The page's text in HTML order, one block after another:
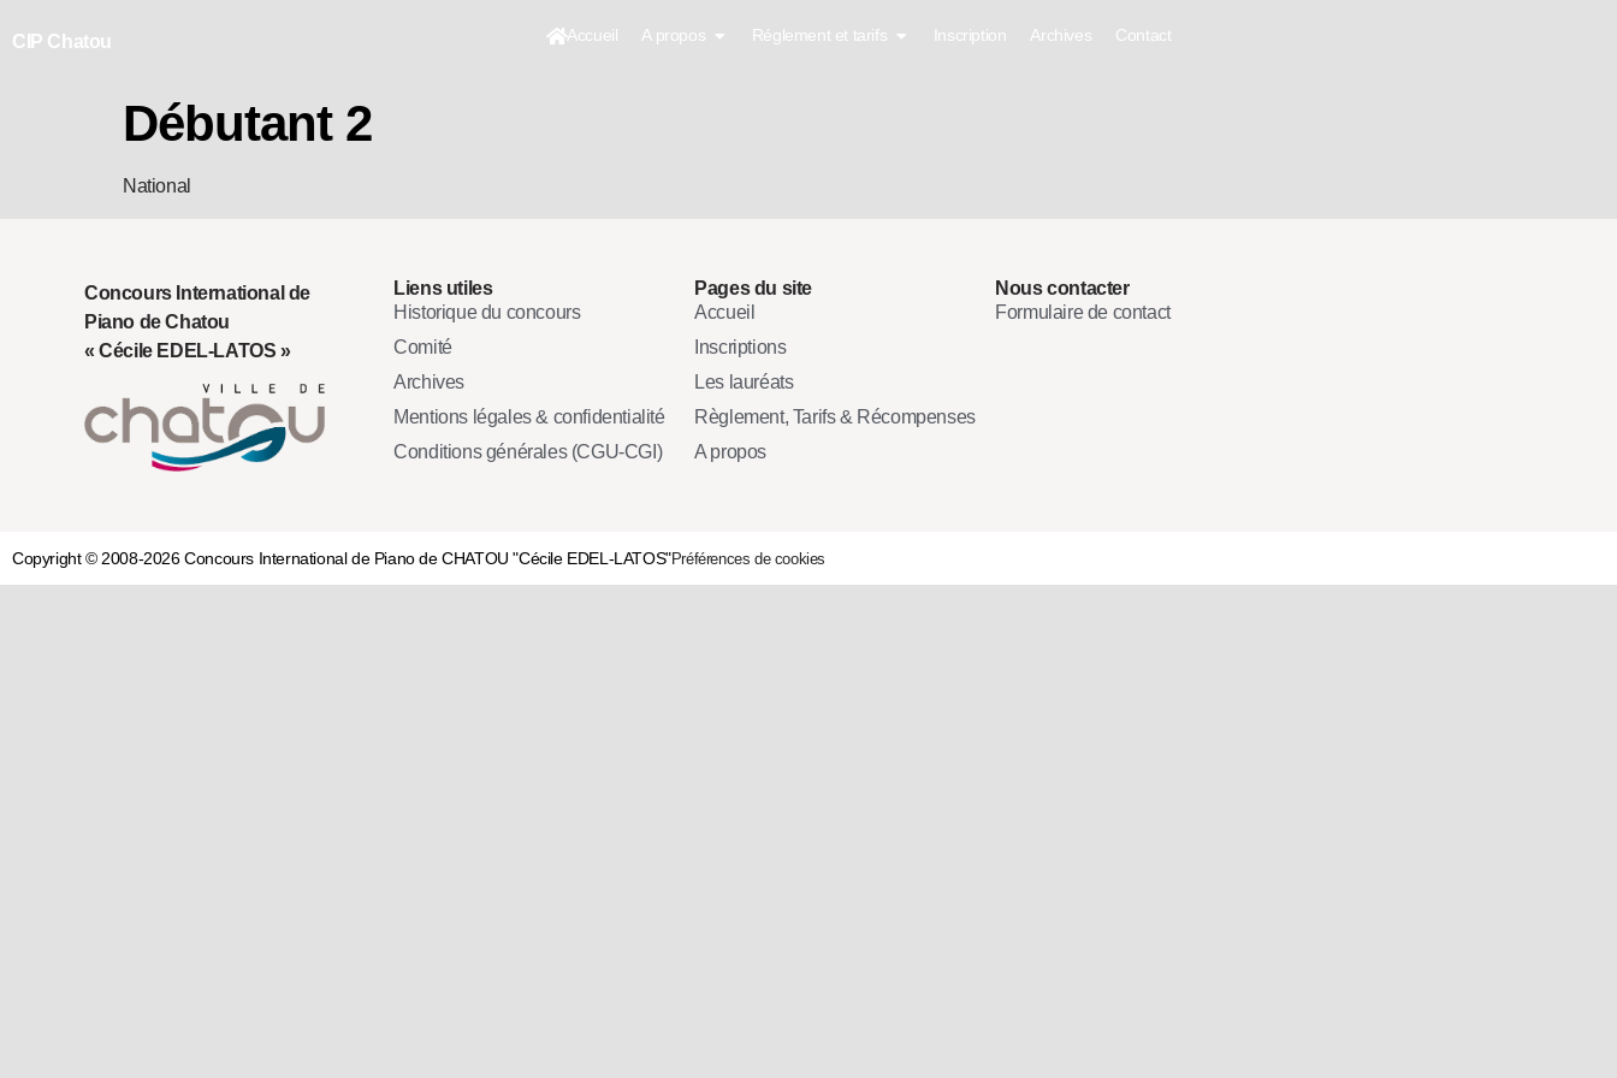
CIP Chatou Accueil A propos Réglement et tarifs Inscription Archives Contact
Débutant 2
National
Concours International de
Piano de Chatou
« Cécile EDEL-LATOS »
Liens utiles
Historique du concours
Comité
Archives
Mentions légales & confidentialité
Conditions générales (CGU-CGI)
Pages du site
Accueil
Inscriptions
Les lauréats
Règlement, Tarifs & Récompenses
A propos
Nous contacter
Formulaire de contact
Copyright © 2008-2026 Concours International de Piano de CHATOU "Cécile EDEL-LATOS"Préférences de cookies